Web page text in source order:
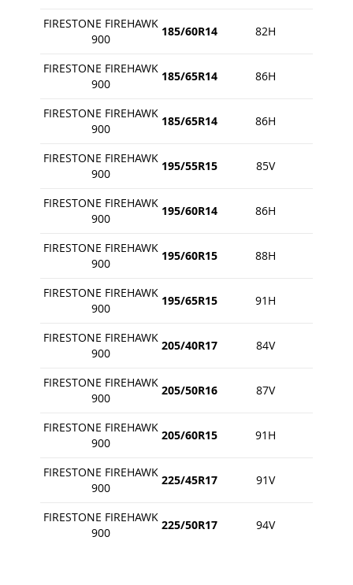
FIRESTONE FIREHAWK
900
185/60R14 82H
FIRESTONE FIREHAWK
900
185/65R14 86H
FIRESTONE FIREHAWK
900
185/65R14 86H
FIRESTONE FIREHAWK
900
195/55R15 85V
FIRESTONE FIREHAWK
900
195/60R14 86H
FIRESTONE FIREHAWK
900
195/60R15 88H
FIRESTONE FIREHAWK
900
195/65R15 91H
FIRESTONE FIREHAWK
900
205/40R17 84V
FIRESTONE FIREHAWK
900
205/50R16 87V
FIRESTONE FIREHAWK
900
205/60R15 91H
FIRESTONE FIREHAWK
900
225/45R17 91V
FIRESTONE FIREHAWK
900
225/50R17 94V